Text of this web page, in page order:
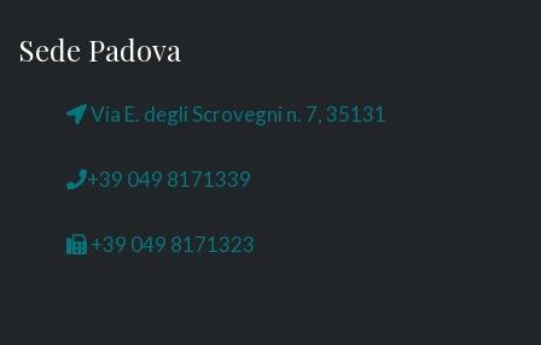
Sede Padova
Via E. degli Scrovegni n. 7, 35131
+39 049 8171339
+39 049 8171323